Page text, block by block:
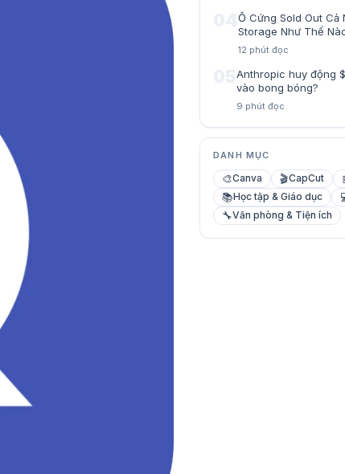
04Ổ Cứng Sold Out Cả
Storage Như Thế
12 phút đọc
05Anthropic huy động
vào bong bóng?
9 phút đọc
DANH MỤC
🎨Canva 🎬CapCut
📚Học tập & Giáo dục
🔧Văn phòng & Tiện ích